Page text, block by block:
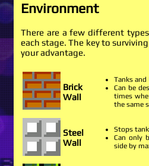
Environment
There are a few different
each stage. The key to
your advantage.
Brick
Wall
Tanks
Can be
times
the same
Steel
Wall
Stops
Can only
side by